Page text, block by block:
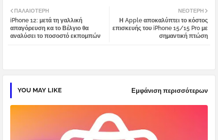
atsa
ΝΕΌΤΕΡΗ
Η Apple αποκαλύπτει το κόστος
επισκευής του iPhone 15/15 Pro με
σημαντική πτώση
ΠΑΛΑΙΌΤΕΡΗ
iPhone 12: μετά τη γαλλική
απαγόρευση κα το Βέλγιο θα
αναλύσει το ποσοστό εκπομπών
YOU MAY LIKE Εμφάνιση περισσότερων